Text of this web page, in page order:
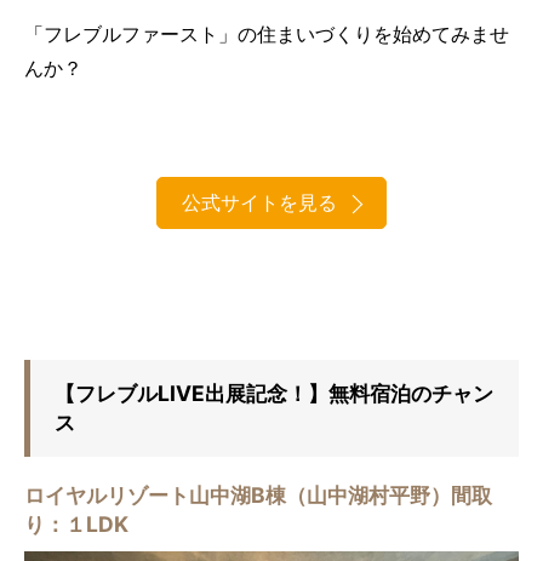
「フレブルファースト」の住まいづくりを始めてみませ
んか？
公式サイトを見る
【フレブルLIVE出展記念！】無料宿泊のチャン
ス
ロイヤルリゾート山中湖B棟（山中湖村平野）間取
り：１LDK